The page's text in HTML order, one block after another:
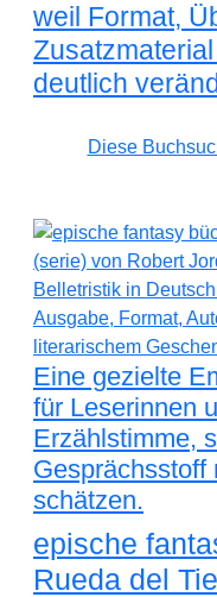
weil Format,
deutlich
Diese
Eine gezielte
für Leserinnen
Erzählstimme,
Gesprächsstoff
schätzen.
epische
Rueda del